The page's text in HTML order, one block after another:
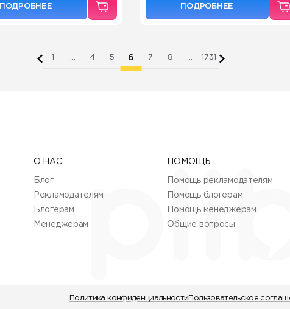
ПОДРОБНЕЕ ПОДРОБНЕЕ
1 ... 4 5 6 7 8 ... 1731
О НАС
Блог
Рекламодателям
Блогерам
Менеджерам
ПОМОЩЬ
Помощь рекламодателям
Помощь блогерам
Помощь менеджерам
Общие вопросы
Политика конфиденциальности Пользовательское